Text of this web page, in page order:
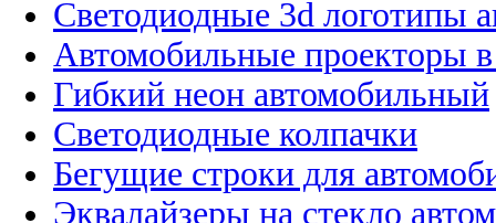
Светодиодные 3d логотипы
Автомобильные проекторы
Гибкий неон автомобильный
Светодиодные колпачки
Бегущие строки для
Эквалайзеры на стекло